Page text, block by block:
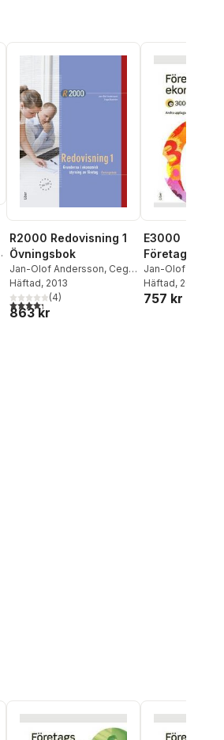
R2000 Redovisning 1
Övningsbok
Jan-Olof Andersson, Cege
Ekström
Häftad, 2013
4,3utav 5 stjärnor. Totalt antal röster:
(4)
863 kr
E3000
Övningsbok
Jan-Olof
Ekström,
Jöran Enqvist
Häftad, 2022
757 kr